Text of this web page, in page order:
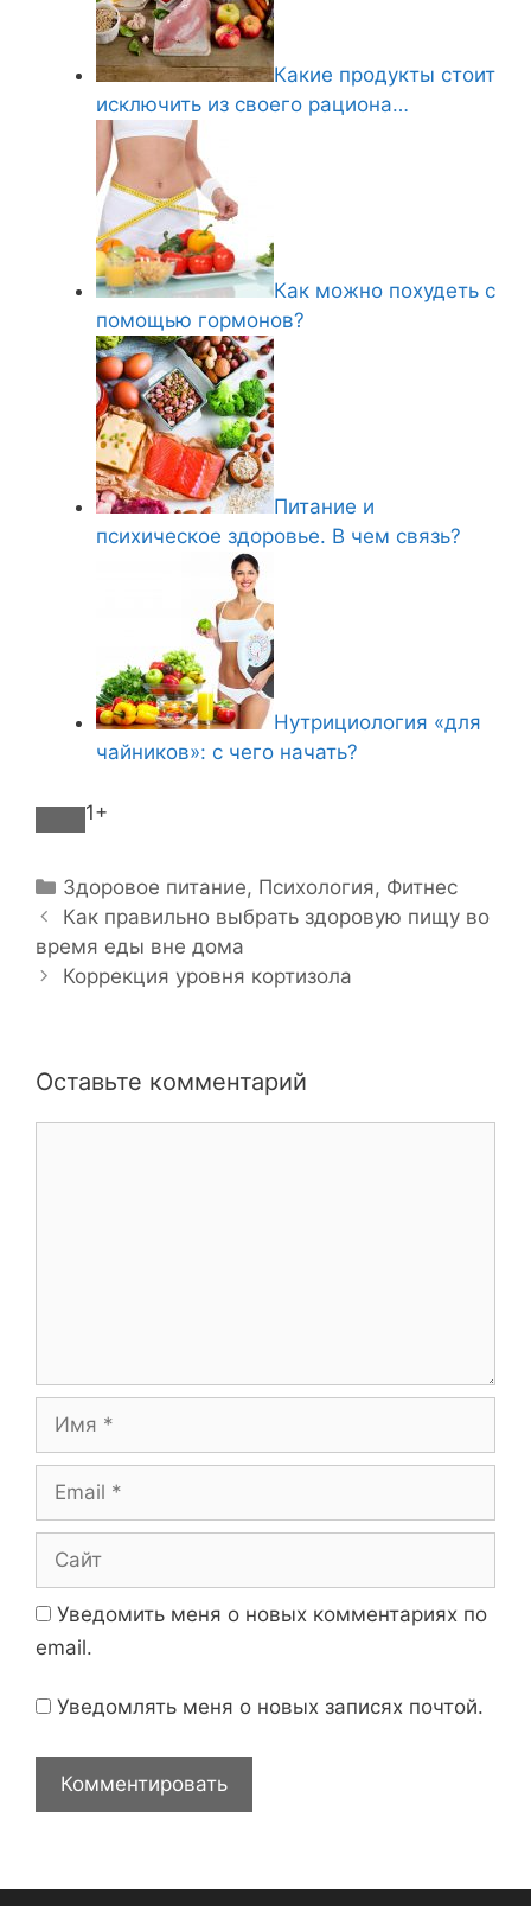
Какие продукты стоит
исключить из своего рациона…
Как можно похудеть с
помощью гормонов?
Питание и
психическое здоровье. В чем связь?
Нутрициология «для
чайников»: с чего начать?
1+
Р
у
б
р
Здоровое питание, Психология, Фитнес
Н
а
в
ц
и
Как правильно выбрать здоровую пищу во
время еды вне дома
Коррекция уровня кортизола
Оставьте комментарий
и
я
a
й Уведомить меня о новых комментариях по
email.
Уведомлять меня о новых записях почтой.